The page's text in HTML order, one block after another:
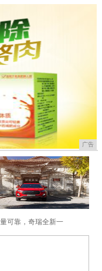
广告
可靠，奇瑞全新一